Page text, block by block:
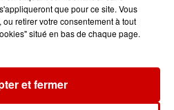
: le Musée Jacques
cambriolé pour la
que pour ce site. Vous
retirer votre consentement à tout
situé en bas de chaque page.
et fermer